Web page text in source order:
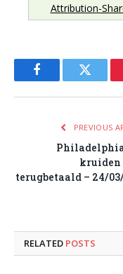
Attribution-
FacebookTwitter
PREVIOUS
kruiden
terugbetaald – 24/
RELATED POSTS